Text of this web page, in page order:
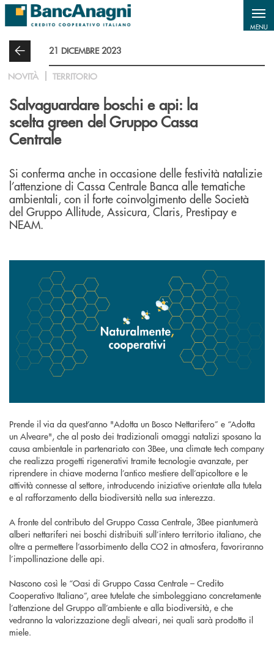
Salta al contenuto principale
MENU
21 DICEMBRE 2023
NOVITÀ TERRITORIO
Salvaguardare boschi e api: la
scelta green del Gruppo Cassa
Centrale
Si conferma anche in occasione delle festività natalizie
l’attenzione di Cassa Centrale Banca alle tematiche
ambientali, con il forte coinvolgimento delle Società
del Gruppo Allitude, Assicura, Claris, Prestipay e
NEAM.
Prende il via da quest’anno "Adotta un Bosco Nettarifero” e “Adotta
un Alveare", che al posto dei tradizionali omaggi natalizi sposano la
causa ambientale in partenariato con 3Bee, una climate tech company
che realizza progetti rigenerativi tramite tecnologie avanzate, per
riprendere in chiave moderna l’antico mestiere dell’apicoltore e le
attività connesse al settore, introducendo iniziative orientate alla tutela
e al rafforzamento della biodiversità nella sua interezza.
A fronte del contributo del Gruppo Cassa Centrale, 3Bee piantumerà
alberi nettariferi nei boschi distribuiti sull’intero territorio italiano, che
oltre a permettere l’assorbimento della CO2 in atmosfera, favoriranno
l’impollinazione delle api.
Nascono così le “Oasi di Gruppo Cassa Centrale – Credito
Cooperativo Italiano”, aree tutelate che simboleggiano concretamente
l’attenzione del Gruppo all’ambiente e alla biodiversità, e che
vedranno la valorizzazione degli alveari, nei quali sarà prodotto il
miele.